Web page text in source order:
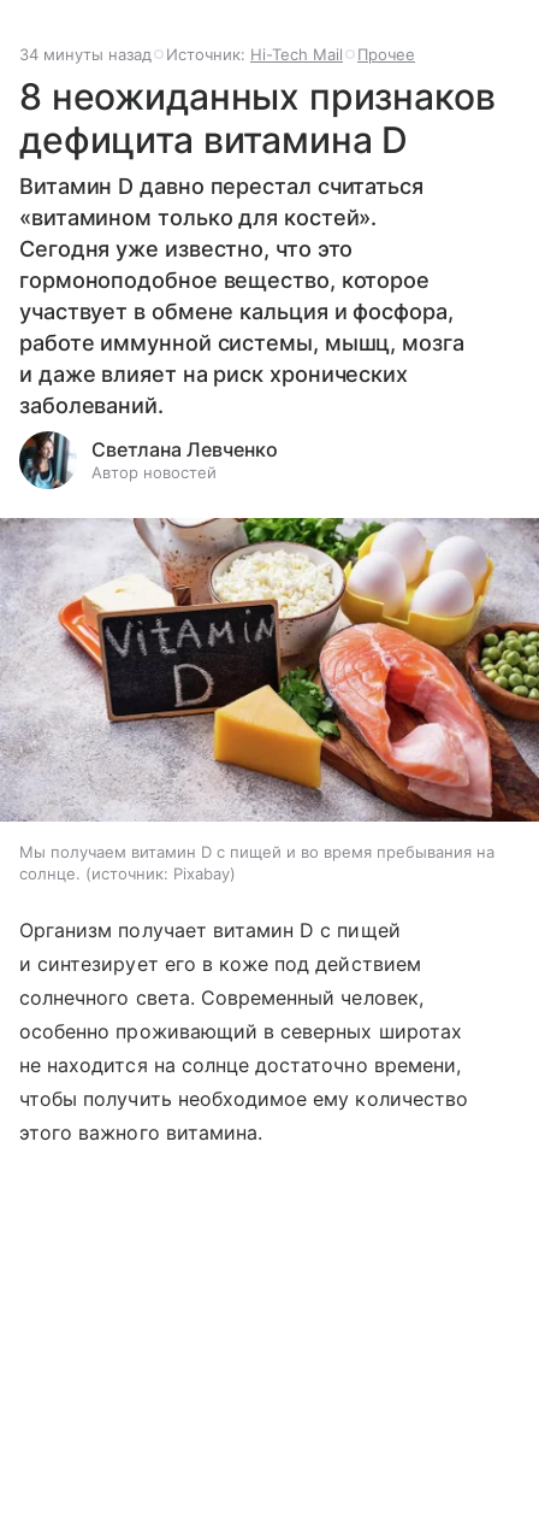
34 минуты назад Источник: Hi-Tech Mail Прочее
8 неожиданных признаков
дефицита витамина D
Витамин D давно перестал считаться
«витамином только для костей».
Сегодня уже известно, что это
гормоноподобное вещество, которое
участвует в обмене кальция и фосфора,
работе иммунной системы, мышц, мозга
и даже влияет на риск хронических
заболеваний.
Светлана Левченко
Автор новостей
Мы получаем витамин D с пищей и во время пребывания на
солнце.
источник: Pixabay
Организм получает витамин D с пищей
и синтезирует его в коже под действием
солнечного света. Современный человек,
особенно проживающий в северных широтах
не находится на солнце достаточно времени,
чтобы получить необходимое ему количество
этого важного витамина.